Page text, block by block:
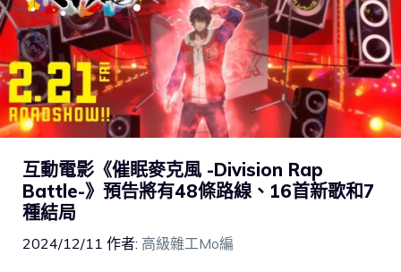
互動電影《催眠麥克風 -Division Rap
Battle-》預告將有48條路線、16首新歌和7
種結局
2024/12/11 作者: 高級雜工Mo編